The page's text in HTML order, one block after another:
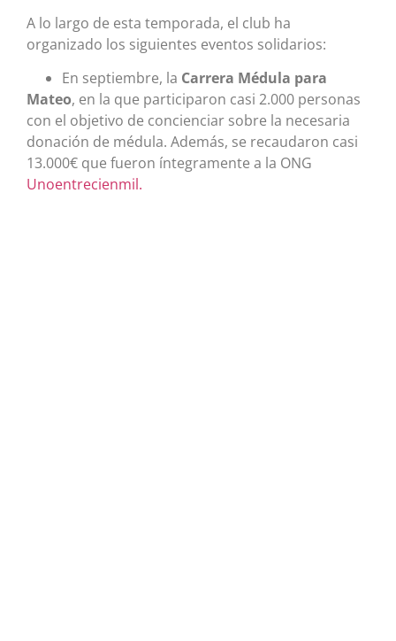
A lo largo de esta temporada, el club ha
organizado los siguientes eventos solidarios:
En septiembre, la Carrera Médula para
Mateo, en la que participaron casi 2.000 personas
con el objetivo de concienciar sobre la necesaria
donación de médula. Además, se recaudaron casi
13.000€ que fueron íntegramente a la ONG
Unoentrecienmil.